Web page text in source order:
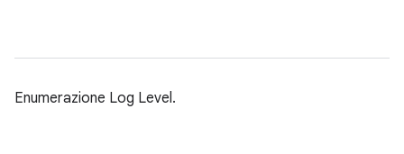
Enumerazione Log Level.